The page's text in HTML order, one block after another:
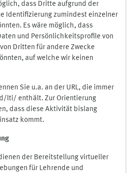
dass Dritte aufgrund der
Identifizierung zumindest einzelner
Es wäre möglich, dass
und Persönlichkeitsprofile von
Dritten für andere Zwecke
auf welche wir keinen
Sie u.a. an der URL, die immer
lti/ enthält. Zur Orientierung
dass diese Aktivität bislang
kommt.
der Bereitstellung virtueller
für Lehrende und